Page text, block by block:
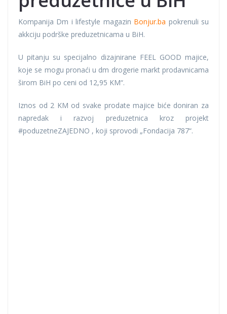
Kompanija Dm i lifestyle magazin Bonjur.ba pokrenuli su
akkciju podrške preduzetnicama u BiH.
U pitanju su specijalno dizajnirane FEEL GOOD majice,
koje se mogu pronaći u dm drogerie markt prodavnicama
širom BiH po ceni od 12,95 KM“.
Iznos od 2 KM od svake prodate majice biće doniran za
napredak i razvoj preduzetnica kroz projekt
#poduzetneZAJEDNO , koji sprovodi „Fondacija 787“.